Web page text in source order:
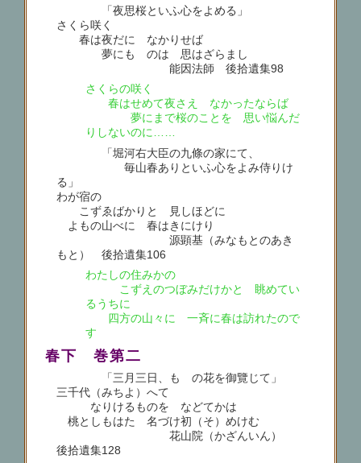
「夜思桜といふ心をよめる」
さくら咲く
春は夜だに なかりせば
夢にもゝのは 思はざらまし
能因法師 後拾遺集98
さくらの咲く
春はせめて夜さえ なかったならば
夢にまで桜のことを 思い悩んだ
りしないのに……
「堀河右大臣の九條の家にて、
毎山春ありといふ心をよみ侍りけ
る」
わが宿の
こずゑばかりと 見しほどに
よもの山べに 春はきにけり
源顕基（みなもとのあき
もと） 後拾遺集106
わたしの住みかの
こずえのつぼみだけかと 眺めてい
るうちに
四方の山々に 一斉に春は訪れたので
す
春下 巻第二
「三月三日、もゝの花を御覽じて」
三千代（みちよ）へて
なりけるものを などてかは
桃としもはた 名づけ初（そ）めけむ
花山院（かざんいん）
後拾遺集128